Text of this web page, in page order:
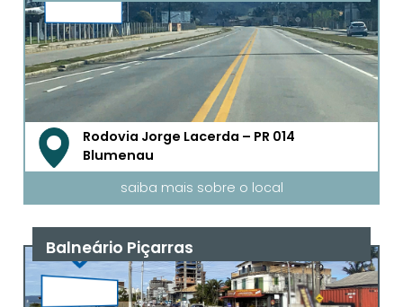
Rodovia Jorge Lacerda – PR 014
Blumenau
saiba mais sobre o local
Balneário Piçarras